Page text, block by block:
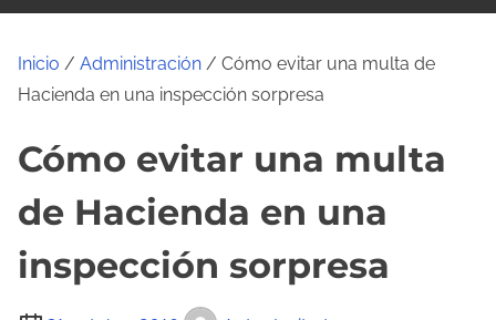
Inicio / Administración / Cómo evitar una multa de
Hacienda en una inspección sorpresa
Cómo evitar una multa
de Hacienda en una
inspección sorpresa